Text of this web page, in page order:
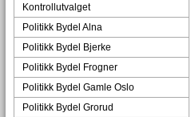
Kontrollutvalget
Politikk Bydel Alna
Politikk Bydel Bjerke
Politikk Bydel Frogner
Politikk Bydel Gamle Oslo
Politikk Bydel Grorud